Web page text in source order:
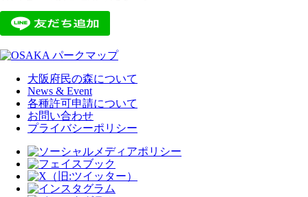
大阪府民の森について
News & Event
各種許可申請について
お問い合わせ
プライバシーポリシー